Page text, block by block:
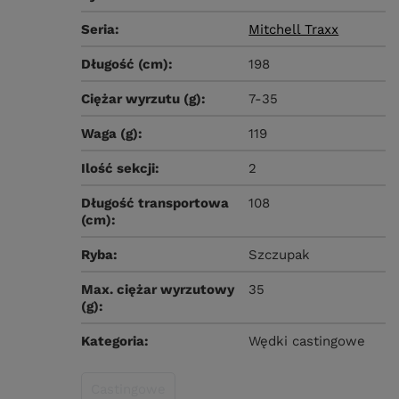
Seria Mitchell Traxx
Długość (cm) 198
Ciężar wyrzutu (g) 7-35
Waga (g) 119
Ilość sekcji 2
Długość transportowa
(cm)
108
Ryba Szczupak
Max. ciężar wyrzutowy
(g)
35
Kategoria Wędki castingowe